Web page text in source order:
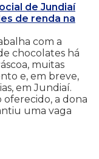
de Jundiaí
de renda na
com a
chocolates há
muitas
e, em breve,
em Jundiaí.
oferecido, a dona
uma vaga